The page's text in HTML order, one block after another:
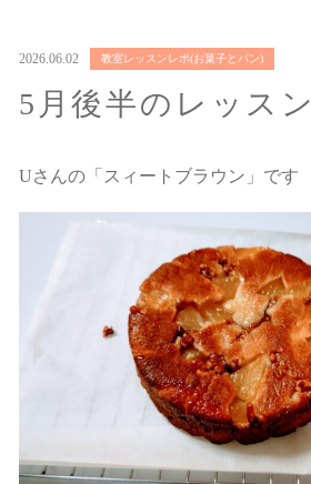
2026.06.02 教室レッスンレポ(お菓子とパン)
5月後半のレッスン
Uさんの「スィートブラウン」です